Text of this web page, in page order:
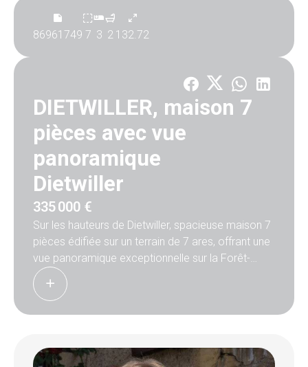
86961749 7 3 2 132.72
DIETWILLER, maison 7
pièces avec vue
panoramique
Dietwiller
335 000 €
Sur les hauteurs de Dietwiller, spacieuse maison 7
pièces édifiée sur un terrain de 7 ares, offrant une
vue panoramique exceptionnelle sur la Forêt-
Noire et les Alpes.
poêle à bois, grande terrasse, double garage et